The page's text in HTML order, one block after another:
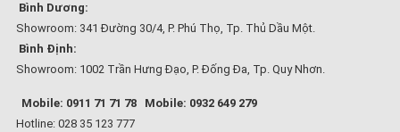
Bình Dương:
Showroom: 341 Đường 30/4, P. Phú Thọ, Tp. Thủ Dầu Một.
Bình Định:
Showroom: 1002 Trần Hưng Đạo, P. Đống Đa, Tp. Quy Nhơn.
Mobile: 0911 71 71 78
Mobile: 0932 649 279
Hotline: 028 35 123 777